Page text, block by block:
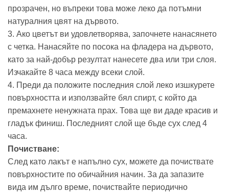
прозрачен, но въпреки това може леко да потъмни
натуралния цвят на дървото.
3. Ако цветът ви удовлетворява, започнете нанасянето
с четка. Нанасяйте по посока на фладера на дървото,
като за най-добър резултат нанесете два или три слоя.
Изчакайте 8 часа между всеки слой.
4. Преди да положите последния слой леко изшкурете
повърхността и използвайте бял спирт, с който да
премахнете ненужната прах. Това ще ви даде красив и
гладък финиш. Последният слой ще бъде сух след 4
часа.
Почистване:
След като лакът е напълно сух, можете да почиствате
повърхностите по обичайния начин. За да запазите
вида им дълго време, почиствайте периодично